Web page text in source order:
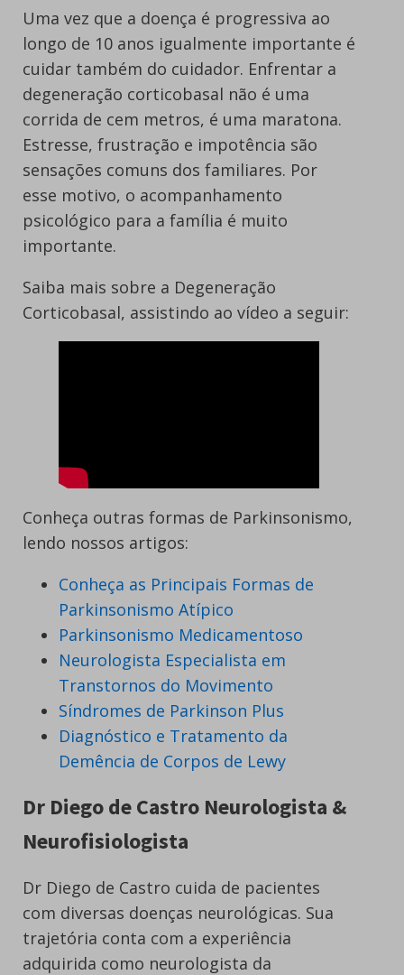
Uma vez que a doença é progressiva ao
longo de 10 anos igualmente importante é
cuidar também do cuidador. Enfrentar a
degeneração corticobasal não é uma
corrida de cem metros, é uma maratona.
Estresse, frustração e impotência são
sensações comuns dos familiares. Por
esse motivo, o acompanhamento
psicológico para a família é muito
importante.
Saiba mais sobre a Degeneração
Corticobasal, assistindo ao vídeo a seguir:
Conheça outras formas de Parkinsonismo,
lendo nossos artigos:
Conheça as Principais Formas de
Parkinsonismo Atípico
Parkinsonismo Medicamentoso
Neurologista Especialista em
Transtornos do Movimento
Síndromes de Parkinson Plus
Diagnóstico e Tratamento da
Demência de Corpos de Lewy
Dr Diego de Castro Neurologista &
Neurofisiologista
Dr Diego de Castro cuida de pacientes
com diversas doenças neurológicas. Sua
trajetória conta com a experiência
adquirida como neurologista da